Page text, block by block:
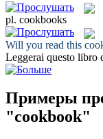
pl. cookbooks
Will you read this
Leggerai questo libro
Примеры
"cookbook"